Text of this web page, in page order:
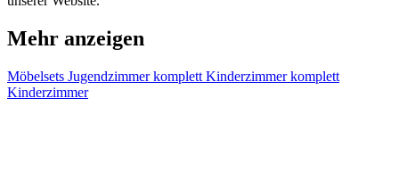
Mehr anzeigen
Möbelsets Jugendzimmer komplett Kinderzimmer komplett
Kinderzimmer